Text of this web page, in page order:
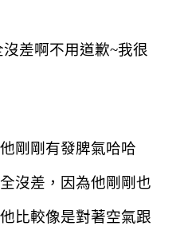
差啊不用道歉~我很
剛剛有發脾氣哈哈
沒差，因為他剛剛也
比較像是對著空氣跟